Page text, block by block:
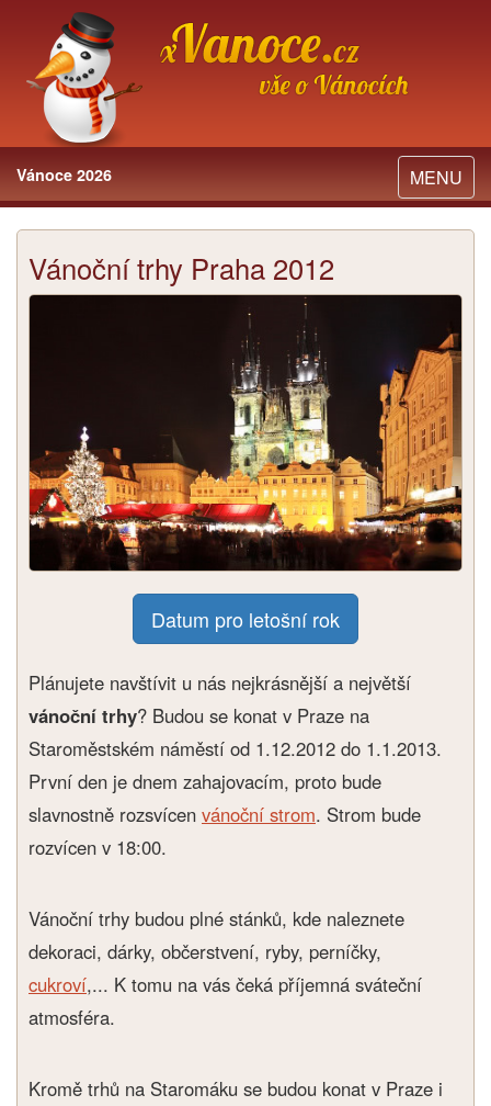
Toggle
navigation
MENU
Vánoce 2026
Vánoční trhy Praha 2012
Datum pro letošní rok
Plánujete navštívit u nás nejkrásnější a největší
vánoční trhy? Budou se konat v Praze na
Staroměstském náměstí od 1.12.2012 do 1.1.2013.
První den je dnem zahajovacím, proto bude
slavnostně rozsvícen vánoční strom. Strom bude
rozvícen v 18:00.
Vánoční trhy budou plné stánků, kde naleznete
dekoraci, dárky, občerstvení, ryby, perníčky,
cukroví,... K tomu na vás čeká příjemná sváteční
atmosféra.
Kromě trhů na Staromáku se budou konat v Praze i